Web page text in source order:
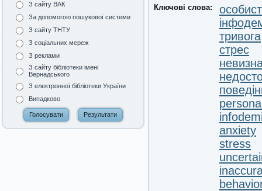
З сайту ВАК
За допомогою пошукової системи
З сайту ТНТУ
З соціальних мереж
З реклами
З сайту бібліотеки імені
Вернадського
З електронної бібліотеки України
Випадково
Ключові слова:
тривога
стрес
anxiety
stress